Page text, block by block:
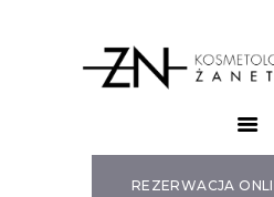
REZERWACJA
OFERTA